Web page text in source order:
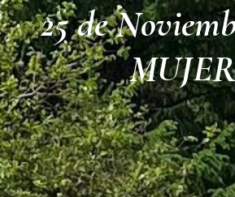
25 de
MUJER